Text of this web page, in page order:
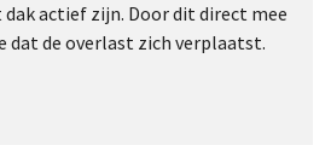
actief zijn. Door dit direct mee
dat de overlast zich verplaatst.